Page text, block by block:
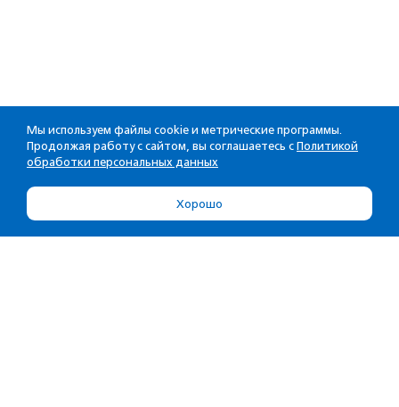
Мы используем файлы cookie и метрические программы.
Продолжая работу с сайтом, вы соглашаетесь с Политикой
обработки персональных данных
Хорошо